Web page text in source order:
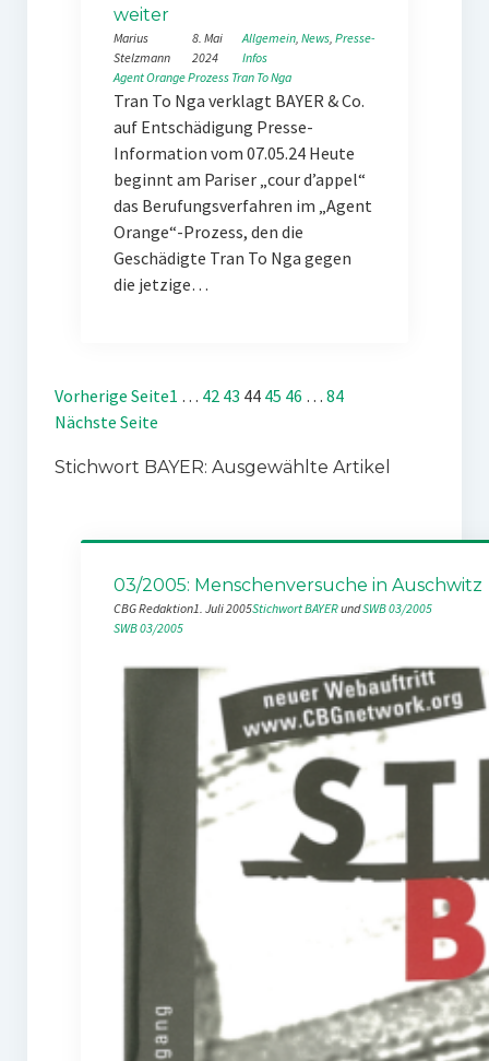
weiter
Marius
Stelzmann
8. Mai
2024
Allgemein, News, Presse-
Infos
Agent OrangeProzess Tran To Nga
Tran To Nga verklagt BAYER & Co.
auf Entschädigung Presse-
Information vom 07.05.24 Heute
beginnt am Pariser „cour d’appel“
das Berufungsverfahren im „Agent
Orange“-Prozess, den die
Geschädigte Tran To Nga gegen
die jetzige…
Vorherige Seite1 … 42 43 44 45 46 … 84
Nächste Seite
Stichwort BAYER: Ausgewählte Artikel
03/2005: Menschenversuche in Auschwitz
CBG Redaktion1. Juli 2005Stichwort BAYER und SWB 03/2005
SWB 03/2005